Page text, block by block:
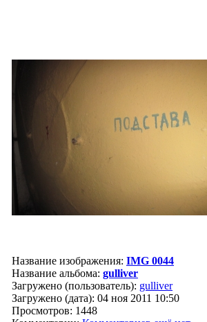
Название изображения: IMG 0044
Название альбома: gulliver
Загружено (пользователь): gulliver
Загружено (дата): 04 ноя 2011 10:50
Просмотров: 1448